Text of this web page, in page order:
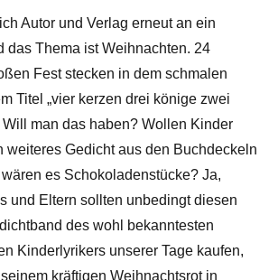
Autor und Verlag erneut an ein
das Thema ist Weihnachten. 24
Fest stecken in dem schmalen
Titel „vier kerzen drei könige zwei
Will man das haben? Wollen Kinder
weiteres Gedicht aus den Buchdeckeln
es Schokoladenstücke? Ja,
und Eltern sollten unbedingt diesen
des wohl bekanntesten
Kinderlyrikers unserer Tage kaufen,
kräftigen Weihnachtsrot in